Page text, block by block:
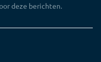
deze berichten.